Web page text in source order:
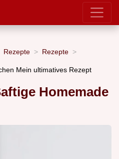
Rezepte Rezepte
Mein ultimatives Rezept
Homemade